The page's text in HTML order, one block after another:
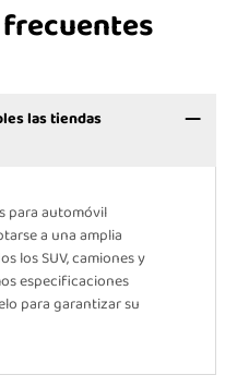
las tiendas
para automóvil
a una amplia
los SUV, camiones y
especificaciones
para garantizar su